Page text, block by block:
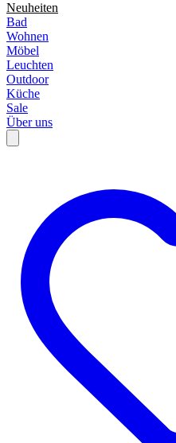
Neuheiten
Bad
Wohnen
Möbel
Leuchten
Outdoor
Küche
Sale
Über uns